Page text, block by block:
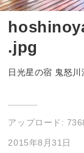
.jpg
日光星の宿 鬼怒川
アップロード:
2015年8月31日